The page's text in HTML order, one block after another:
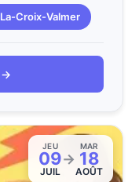
La-Croix-Valmer
→
JEU
09
JUIL
→
MAR
18
AOÛT